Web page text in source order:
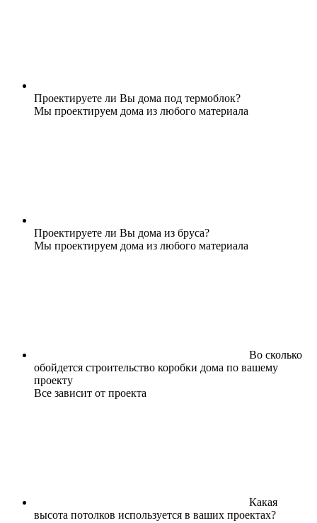
Проектируете ли Вы дома под термоблок?
Мы проектируем дома из любого материала
Проектируете ли Вы дома из бруса?
Мы проектируем дома из любого материала
Во сколько
обойдется строительство коробки дома по вашему
проекту
Все зависит от проекта
Какая
высота потолков используется в ваших проектах?